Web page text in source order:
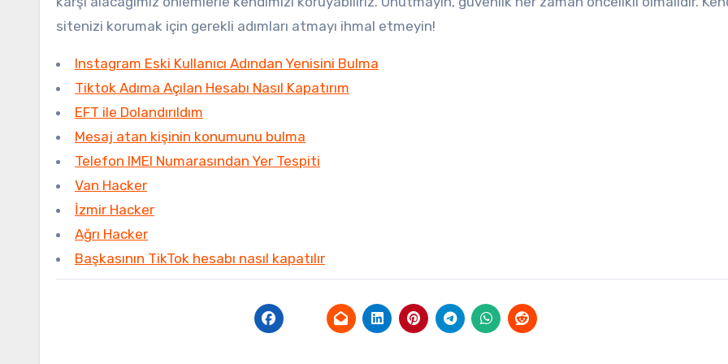
sitenizi korumak için gerekli adımları atmayı ihmal etmeyin!
Instagram Eski Kullanıcı Adından Yenisini Bulma
Tiktok Adıma Açılan Hesabı Nasıl Kapatırım
EFT ile Dolandırıldım
Mesaj atan kişinin konumunu bulma
Telefon IMEI Numarasından Yer Tespiti
Van Hacker
İzmir Hacker
Ağrı Hacker
Başkasının TikTok hesabı nasıl kapatılır